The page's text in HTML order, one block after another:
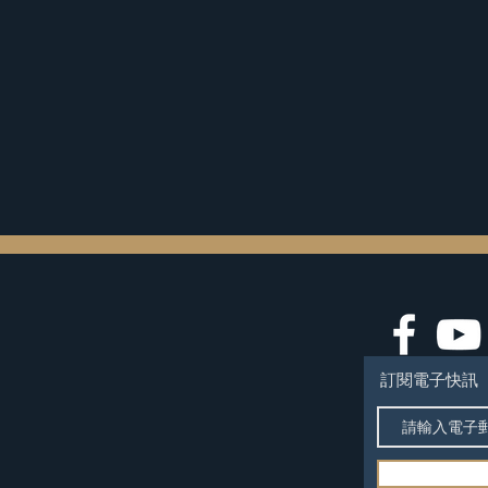
訂閱電子快訊